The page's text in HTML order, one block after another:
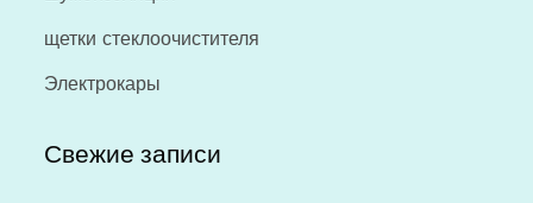
щетки стеклоочистителя
Электрокары
Свежие записи